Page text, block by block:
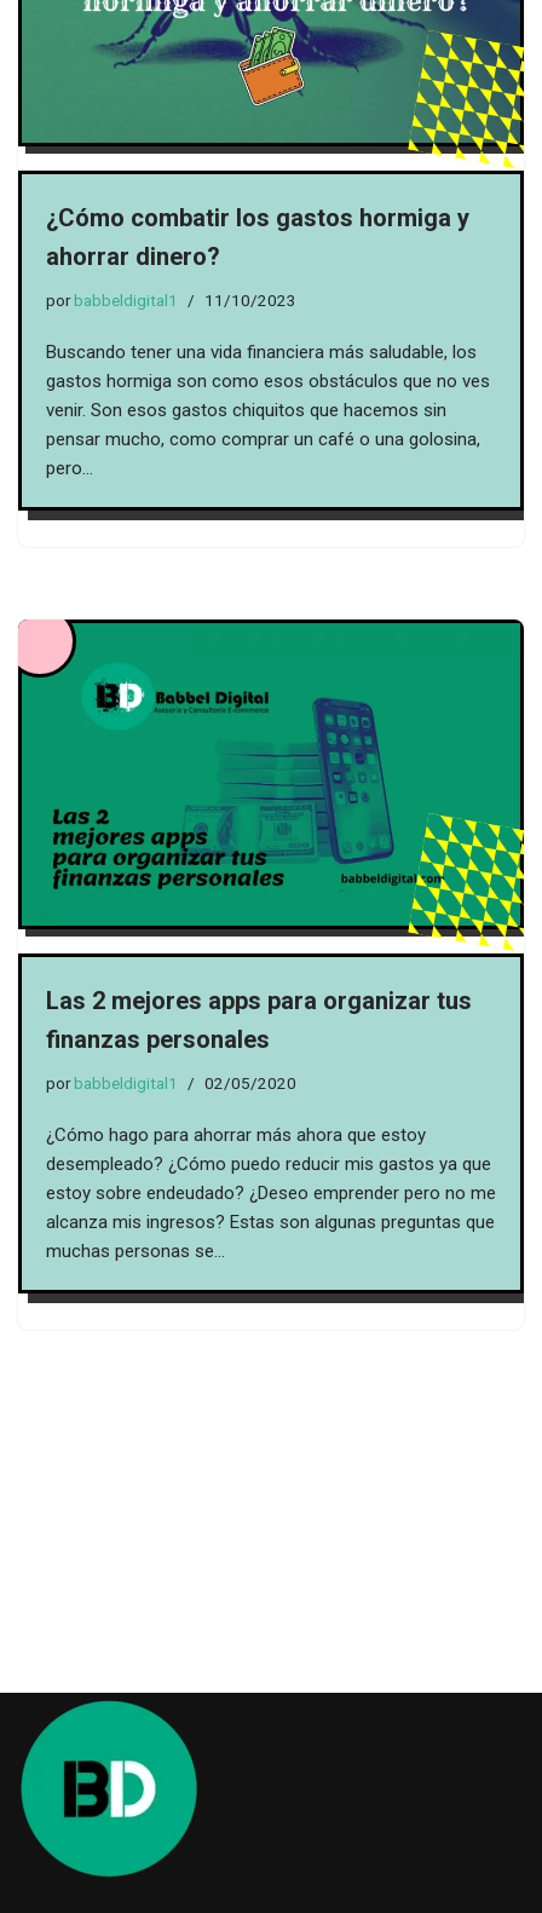
¿Cómo combatir los gastos hormiga y
ahorrar dinero?
porbabbeldigital1 11/10/2023
Buscando tener una vida financiera más saludable, los
gastos hormiga son como esos obstáculos que no ves
venir. Son esos gastos chiquitos que hacemos sin
pensar mucho, como comprar un café o una golosina,
pero…
Las 2 mejores apps para organizar tus
finanzas personales
porbabbeldigital1 02/05/2020
¿Cómo hago para ahorrar más ahora que estoy
desempleado? ¿Cómo puedo reducir mis gastos ya que
estoy sobre endeudado? ¿Deseo emprender pero no me
alcanza mis ingresos? Estas son algunas preguntas que
muchas personas se…